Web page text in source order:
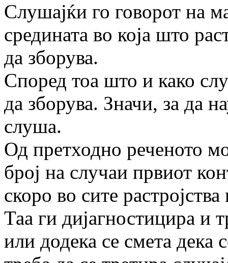
Слушајќи го говорот на
средината во која што
да зборува.
Според тоа што и како
да зборува. Значи, за да
слуша.
Од претходно реченото
број на случаи првиот
скоро во сите
Таа ги дијагностицира и
или додека се смета дека